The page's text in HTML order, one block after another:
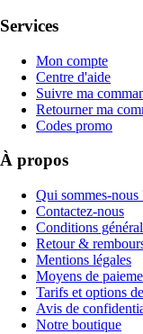
Services
Mon compte
Centre d'aide
Suivre ma
Retourner ma
Codes promo
À propos
Qui sommes-nous
Contactez-nous
Conditions
Retour &
Mentions légales
Moyens de
Tarifs et options
Avis de
Notre boutique